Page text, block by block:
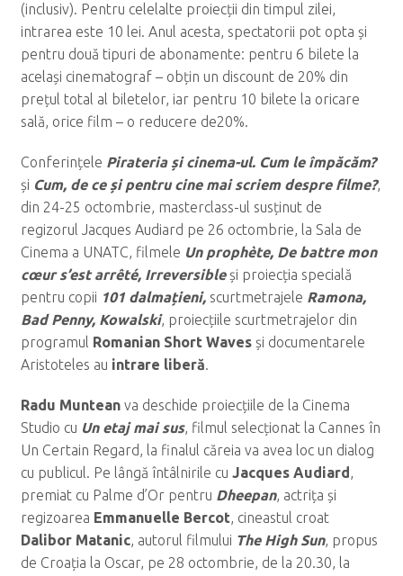
(inclusiv). Pentru celelalte proiecții din timpul zilei,
intrarea este 10 lei. Anul acesta, spectatorii pot opta și
pentru două tipuri de abonamente: pentru 6 bilete la
același cinematograf – obțin un discount de 20% din
prețul total al biletelor, iar pentru 10 bilete la oricare
sală, orice film – o reducere de20%.
Conferințele Pirateria și cinema-ul. Cum le împăcăm?
și Cum, de ce și pentru cine mai scriem despre filme?,
din 24-25 octombrie, masterclass-ul susținut de
regizorul Jacques Audiard pe 26 octombrie, la Sala de
Cinema a UNATC, filmele Un prophète, De battre mon
cœur s’est arrêté, Irreversibleși proiecția specială
pentru copii 101 dalmațieni,scurtmetrajele Ramona,
Bad Penny, Kowalski, proiecțiile scurtmetrajelor din
programul Romanian Short Wavesși documentarele
Aristoteles au intrare liberă.
Radu Munteanva deschide proiecțiile de la Cinema
Studio cu Un etaj mai sus, filmul selecționat la Cannes în
Un Certain Regard, la finalul căreia va avea loc un dialog
cu publicul. Pe lângă întâlnirile cu Jacques Audiard ,
premiat cu Palme d’Or pentru Dheepan, actrița și
regizoarea Emmanuelle Bercot, cineastul croat
Dalibor Matanic, autorul filmului The High Sun, propus
de Croația la Oscar, pe 28 octombrie, de la 20.30, la